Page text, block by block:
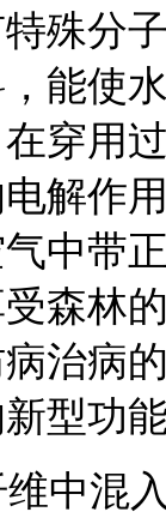
殊分
能使
穿用
解作
中带
森林
治病
型功
中混